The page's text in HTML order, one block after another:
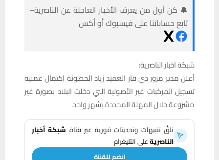
🔔 كن أول من يعرف الأخبار العاجلة عن الناصرية–
تابع حساباتنا على فيسبوك أو أكس
شبكة اخبار الناصرية:
أعلن مدير مرور ذي قار العميد زياد الحصونة اكتمال عملية
تسجيل المركبات غير الأصولية التي دخلت البلاد بصورة غير
مشروعة خلال المهلة المحددة بشهر واحد.
تلقَّ تنبيهات وتحديثات فورية عبر قناة شبكة أخبار
الناصريةعلى التليغرام
انضم للقناة